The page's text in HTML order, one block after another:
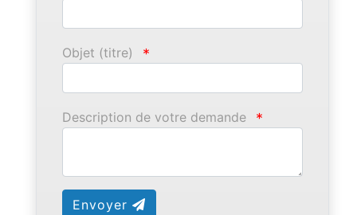
Objet (titre) *
Description de votre demande *
Envoyer